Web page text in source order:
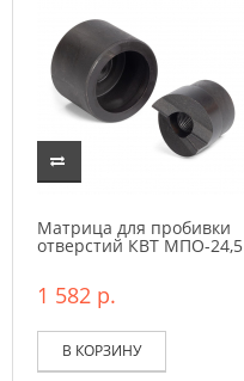
Матрица для пробивки
отверстий КВТ МПО-24,5
1 582 р.
В КОРЗИНУ